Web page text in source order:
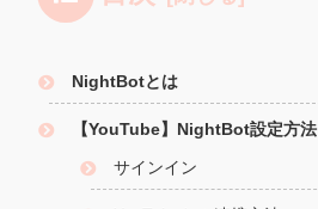
NightBotとは
【YouTube】NightBot設定方法
サインイン